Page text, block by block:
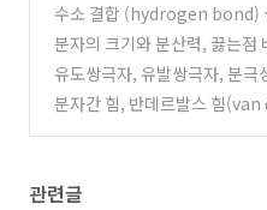
수소 결합 (hydrogen
분자의 크기와 분산력, 끓는점
유도쌍극자, 유발쌍극자, 분극
분자간 힘, 반데르발스 힘
관련글